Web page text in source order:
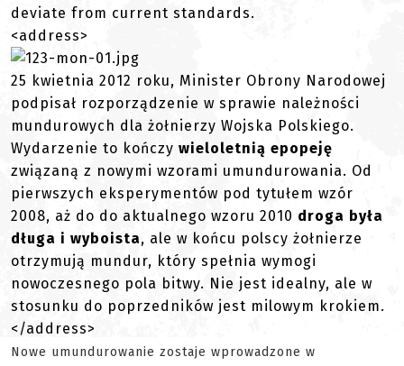
deviate from current standards.
<address>
25 kwietnia 2012 roku, Minister Obrony Narodowej
podpisał rozporządzenie w sprawie należności
mundurowych dla żołnierzy Wojska Polskiego.
Wydarzenie to kończy wieloletnią epopeję
związaną z nowymi wzorami umundurowania. Od
pierwszych eksperymentów pod tytułem wzór
2008, aż do do aktualnego wzoru 2010 droga była
długa i wyboista, ale w końcu polscy żołnierze
otrzymują mundur, który spełnia wymogi
nowoczesnego pola bitwy. Nie jest idealny, ale w
stosunku do poprzedników jest milowym krokiem.
</address>
Nowe umundurowanie zostaje wprowadzone w